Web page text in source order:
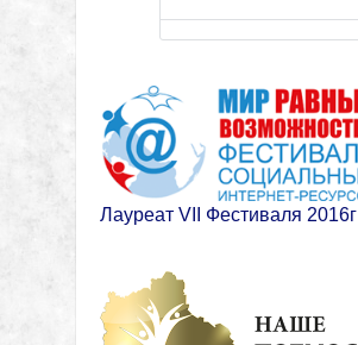
Лауреат VII Фестиваля 2016г